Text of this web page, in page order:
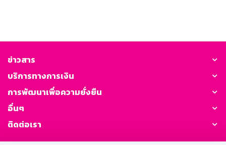
ข่าวสาร
บริการทางการเงิน
การพัฒนาเพื่อความยั่งยืน
อื่นๆ
ติดต่อเรา